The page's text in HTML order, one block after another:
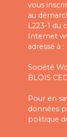
vous
au
L223-1 du
Internet
adressé à :
Société
BLOIS
Pour en
données
politique